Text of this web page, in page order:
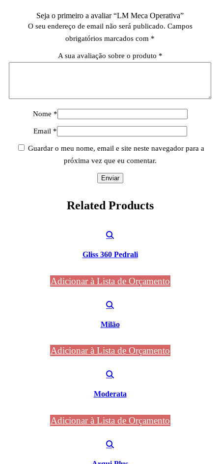
Seja o primeiro a avaliar “LM Meca Operativa”
O seu endereço de email não será publicado. Campos
obrigatórios marcados com *
A sua avaliação sobre o produto *
Nome *
Email *
Guardar o meu nome, email e site neste navegador para a
próxima vez que eu comentar.
Related Products
Gliss 360 Pedrali
Adicionar à Lista de Orçamento
Milão
Adicionar à Lista de Orçamento
Moderata
Adicionar à Lista de Orçamento